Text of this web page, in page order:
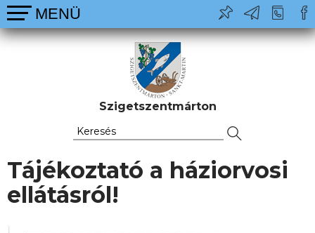
Szigetszentmárton
Tájékoztató a háziorvosi
ellátásról!